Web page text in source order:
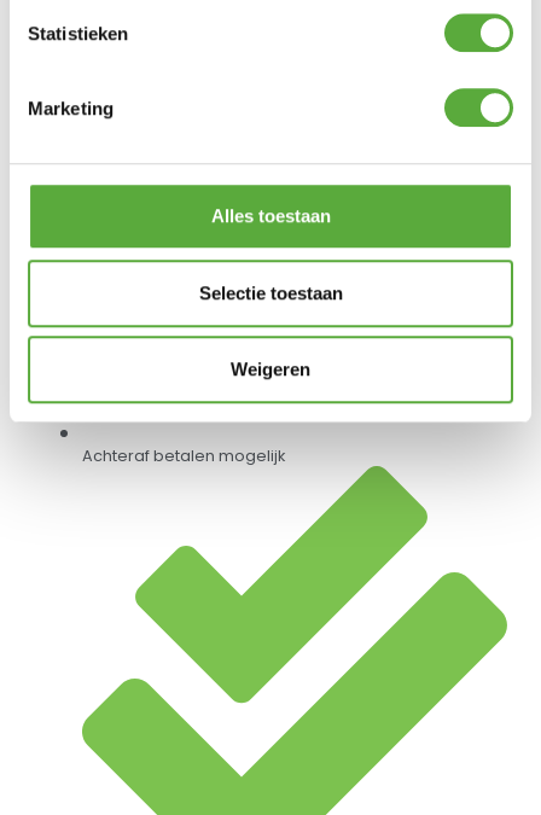
Statistieken
Marketing
Alles toestaan
Selectie toestaan
Weigeren
Achteraf betalen mogelijk